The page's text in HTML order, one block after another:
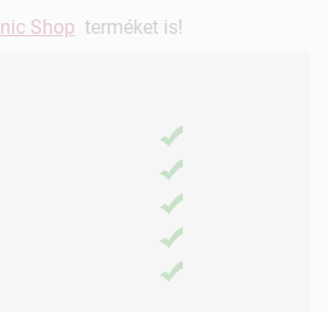
Shop terméket is!